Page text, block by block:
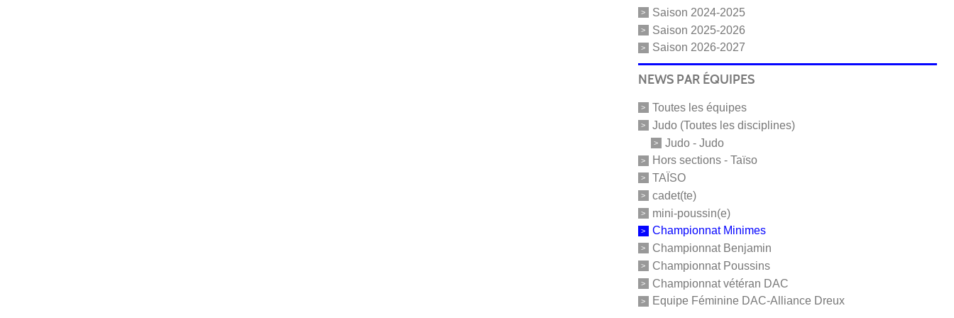
Saison 2024-2025
Saison 2025-2026
Saison 2026-2027
NEWS PAR ÉQUIPES
Toutes les équipes
Judo (Toutes les disciplines)
Judo - Judo
Hors sections - Taïso
TAÏSO
cadet(te)
mini-poussin(e)
Championnat Minimes
Championnat Benjamin
Championnat Poussins
Championnat vétéran DAC
Equipe Féminine DAC-Alliance Dreux